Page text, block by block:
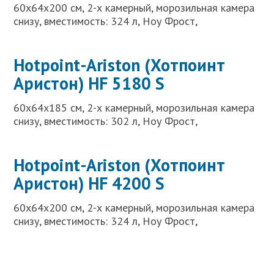
60x64x200 см, 2-х камерный, морозильная камера
снизу, вместимость: 324 л, Ноу Фрост,
Hotpoint-Ariston (Хотпоинт
Аристон) HF 5180 S
60x64x185 см, 2-х камерный, морозильная камера
снизу, вместимость: 302 л, Ноу Фрост,
Hotpoint-Ariston (Хотпоинт
Аристон) HF 4200 S
60x64x200 см, 2-х камерный, морозильная камера
снизу, вместимость: 324 л, Ноу Фрост,